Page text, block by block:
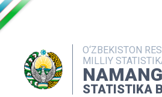
O‘ZBEKISTON
MILLIY
STATISTIKA